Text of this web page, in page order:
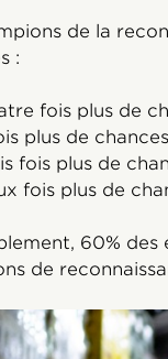
de la
:
fois plus de
plus de
fois plus de
fois plus de
60% des
de